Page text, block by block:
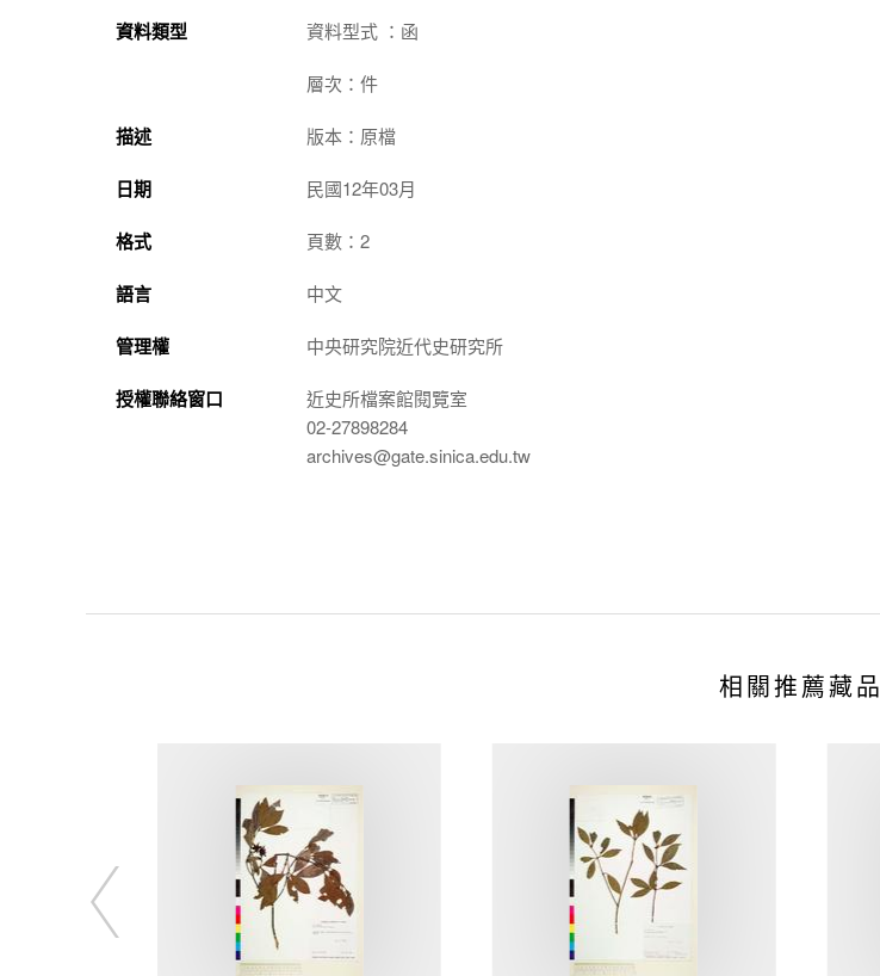
資料類型 資料型式 ：函
層次：件
描述 版本：原檔
日期 民國12年03月
格式 頁數：2
語言 中文
管理權 中央研究院近代史研究所
授權聯絡窗口
近史所檔案館閱覽室
02-27898284
archives@gate.sinica.edu.tw
相關推薦藏品